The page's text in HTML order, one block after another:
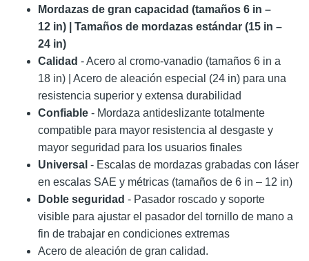
Mordazas de gran capacidad (tamaños 6 in –
12 in) | Tamaños de mordazas estándar (15 in –
24 in)
Calidad - Acero al cromo-vanadio (tamaños 6 in a
18 in) | Acero de aleación especial (24 in) para una
resistencia superior y extensa durabilidad
Confiable - Mordaza antideslizante totalmente
compatible para mayor resistencia al desgaste y
mayor seguridad para los usuarios finales
Universal - Escalas de mordazas grabadas con láser
en escalas SAE y métricas (tamaños de 6 in – 12 in)
Doble seguridad - Pasador roscado y soporte
visible para ajustar el pasador del tornillo de mano a
fin de trabajar en condiciones extremas
Acero de aleación de gran calidad.